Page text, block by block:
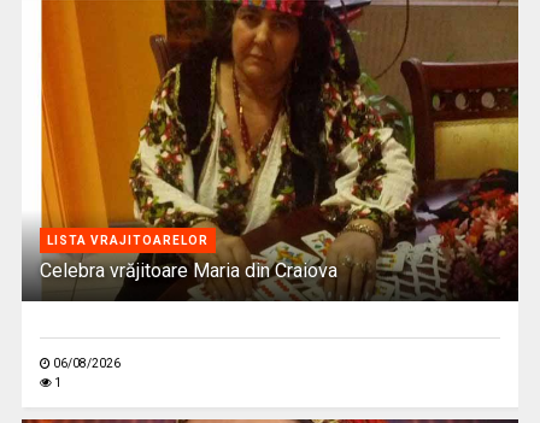
LISTA VRAJITOARELOR
Celebra vrăjitoare Maria din Craiova
06/08/2026
1